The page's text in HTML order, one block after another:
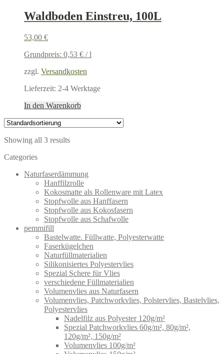
Waldboden Einstreu, 100L
53,00 €
Grundpreis: 0,53 € /l
zzgl. Versandkosten
Lieferzeit: 2-4 Werktage
In den Warenkorb
Showing all 3 results
Categories
Naturfaserdämmung
Hanffilzrolle
Kokosmatte als Rollenware mit Latex
Stopfwolle aus Hanffasern
Stopfwolle aus Kokosfasern
Stopfwolle aus Schafwolle
pemmifill
Bastelwatte. Füllwatte, Polyesterwatte
Faserkügelchen
Naturfüllmaterialien
Silikonisiertes Polyestervlies
Spezial Schere für Vlies
verschiedene Füllmaterialien
Volumenvlies aus Naturfasern
Volumenvlies, Patchworkvlies, Polstervlies, Bastelvlies,
Polyestervlies
Nadelfilz aus Polyester 120g/m²
Spezial Patchworkvlies 60g/m², 80g/m²,
120g/m², 150g/m²
Volumenvlies 100g/m²